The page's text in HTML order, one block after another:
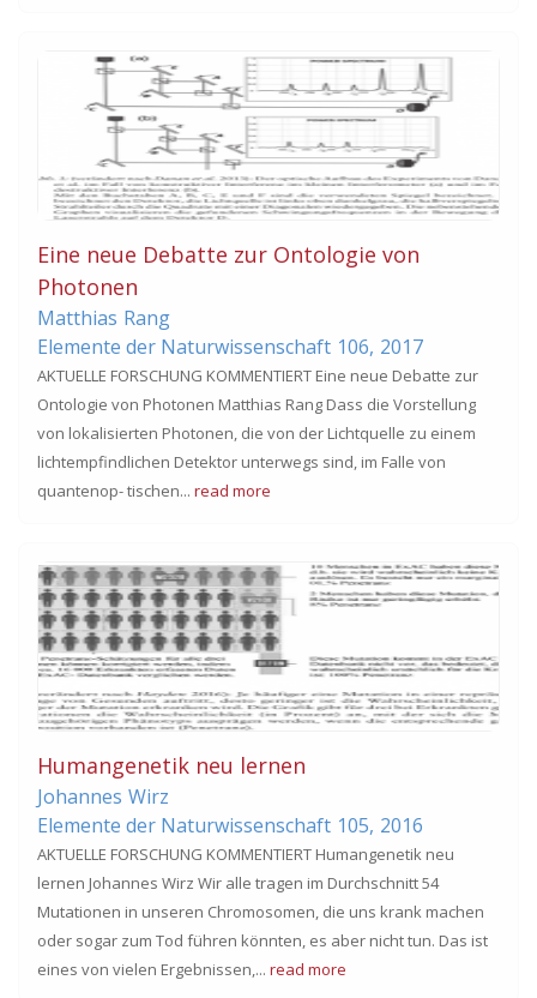
Eine neue Debatte zur Ontologie von
Photonen
Matthias Rang
Elemente der Naturwissenschaft 106, 2017
AKTUELLE FORSCHUNG KOMMENTIERT Eine neue Debatte zur
Ontologie von Photonen Matthias Rang Dass die Vorstellung
von lokalisierten Photonen, die von der Lichtquelle zu einem
lichtempfindlichen Detektor unterwegs sind, im Falle von
quantenop- tischen... read more
Humangenetik neu lernen
Johannes Wirz
Elemente der Naturwissenschaft 105, 2016
AKTUELLE FORSCHUNG KOMMENTIERT Humangenetik neu
lernen Johannes Wirz Wir alle tragen im Durchschnitt 54
Mutationen in unseren Chromosomen, die uns krank machen
oder sogar zum Tod führen könnten, es aber nicht tun. Das ist
eines von vielen Ergebnissen,... read more